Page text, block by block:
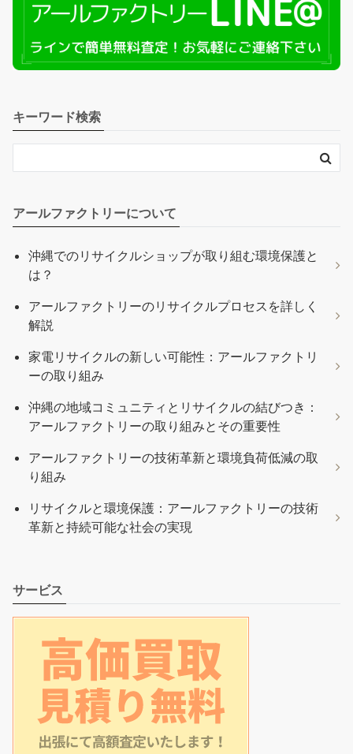
キーワード検索
アールファクトリーについて
沖縄でのリサイクルショップが取り組む環境保護と
は？
アールファクトリーのリサイクルプロセスを詳しく
解説
家電リサイクルの新しい可能性：アールファクトリ
ーの取り組み
沖縄の地域コミュニティとリサイクルの結びつき：
アールファクトリーの取り組みとその重要性
アールファクトリーの技術革新と環境負荷低減の取
り組み
リサイクルと環境保護：アールファクトリーの技術
革新と持続可能な社会の実現
サービス